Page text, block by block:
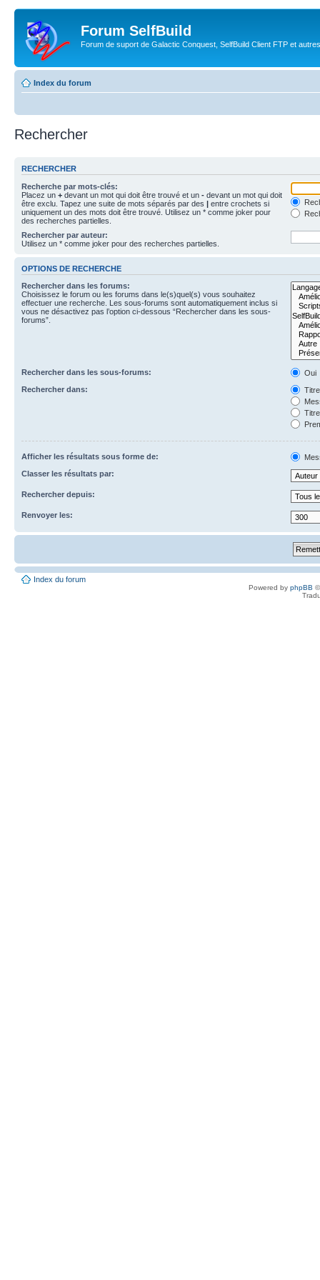
Forum SelfBuild
Forum de suport de Galactic Conquest, SelfBuild Client FTP et
Index du forum
Rechercher
RECHERCHER
Recherche par mots-clés:
Placez un + devant un mot qui doit être trouvé et un - devant un mot qui doit
être exclu. Tapez une suite de mots séparés par des | entre crochets si
uniquement un des mots doit être trouvé. Utilisez un * comme joker pour
des recherches partielles.
Rechercher par auteur:
Utilisez un * comme joker pour des recherches partielles.
OPTIONS DE RECHERCHE
Rechercher dans les forums:
Choisissez le forum ou les forums dans le(s)quel(s) vous souhaitez
effectuer une recherche. Les sous-forums sont automatiquement inclus si
vous ne désactivez pas l’option ci-dessous “Rechercher dans les sous-
forums”.
Rechercher dans les sous-forums:
Oui
Rechercher dans:
Afficher les résultats sous forme de:
Classer les résultats par:
Rechercher depuis:
Renvoyer les:
Index du forum
Powered by phpBB